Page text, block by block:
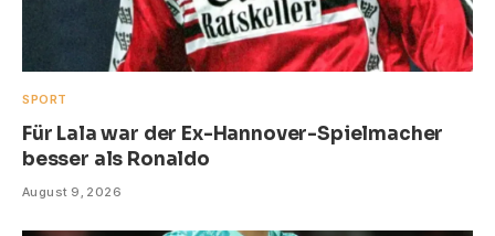
SPORT
Für Lala war der Ex-Hannover-Spielmacher
besser als Ronaldo
August 9, 2026